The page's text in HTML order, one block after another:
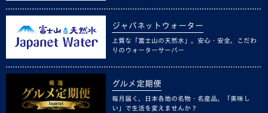
ジャパネットウォーター
上質な「富士山の天然水」。安心・安全、こだわ
りのウォーターサーバー
グルメ定期便
毎月届く、日本各地の名物・名産品。「美味し
い」で生活を変えませんか？